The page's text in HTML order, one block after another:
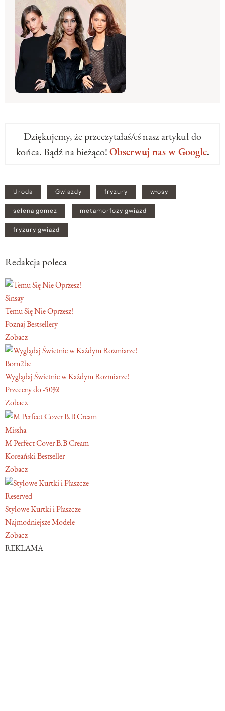
Dziękujemy, że przeczytałaś/eś nasz artykuł do
końca. Bądź na bieżąco!Obserwuj nas w Google.
Uroda Gwiazdy fryzury włosy
selena gomez metamorfozy gwiazd
fryzury gwiazd
Redakcja poleca
Sinsay
Temu Się Nie Oprzesz!
Poznaj Bestsellery
Zobacz
Born2be
Wyglądaj Świetnie w Każdym Rozmiarze!
Przeceny do -50%!
Zobacz
Missha
M Perfect Cover B.B Cream
Koreański Bestseller
Zobacz
Reserved
Stylowe Kurtki i Płaszcze
Najmodniejsze Modele
Zobacz
REKLAMA